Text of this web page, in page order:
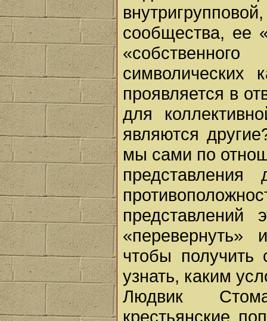
сообщества, ее
символических
проявляется в
для
являются
мы сами по
представлений
«перевернуть»
чтобы получить
узнать, каким
Людвик
крестьянские